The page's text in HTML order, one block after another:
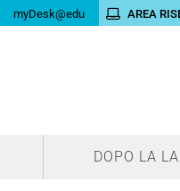
myDesk@edu AREA
DOPO LA